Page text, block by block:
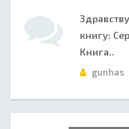
книгу:
Книга..